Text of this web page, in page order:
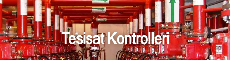
Tesisat Kontrolleri